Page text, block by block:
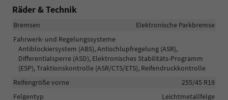
Räder & Technik
Bremsen
Elektronische Parkbremse
Fahrwerk- und Regelungssysteme
Antiblockiersystem (ABS), Antischlupfregelung (ASR),
Differentialsperre (ASD), Elektronisches Stabilitäts-Programm
(ESP), Traktionskontrolle (ASR/CTS/ETS), Reifendruckkontrolle
Reifengröße vorne
255/45 R19
Felgentyp
Leichtmetallfelge